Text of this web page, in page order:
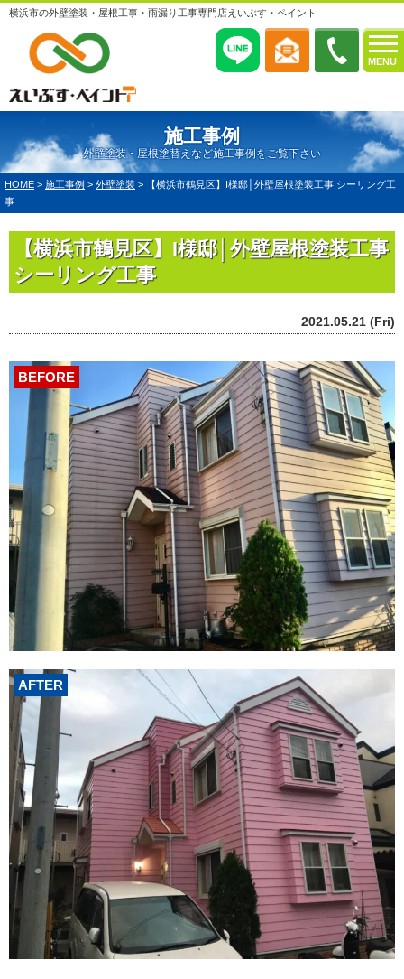
MENU
横浜市の外壁塗装・屋根工事・雨漏り工事専門店えいぶす・ペイント
施工事例
外壁塗装・屋根塗替えなど施工事例をご覧下さい
HOME > 施工事例 > 外壁塗装 >
【横浜市鶴見区】I様邸│外壁屋根塗装工事 シーリング工
事
【横浜市鶴見区】I様邸│外壁屋根塗装工事
シーリング工事
2021.05.21 (Fri)
AFTER
BEFORE